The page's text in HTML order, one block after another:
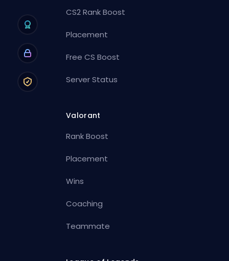
CS2 Rank Boost
Placement
Free CS Boost
Server Status
Valorant
Rank Boost
Placement
Wins
Coaching
Teammate